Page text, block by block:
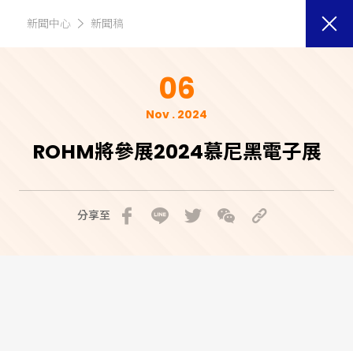
新聞中心 新聞稿
06
Nov . 2024
ROHM將參展2024慕尼黑電子展
分享至